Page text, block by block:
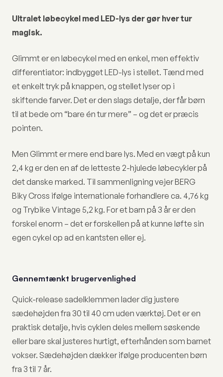
Ultralet løbecykel med LED-lys der gør hver tur
magisk.
Glimmt er en løbecykel med en enkel, men effektiv
differentiator: indbygget LED-lys i stellet. Tænd med
et enkelt tryk på knappen, og stellet lyser op i
skiftende farver. Det er den slags detalje, der får børn
til at bede om “bare én tur mere” – og det er præcis
pointen.
Men Glimmt er mere end bare lys. Med en vægt på kun
2,4 kg er den en af de letteste 2-hjulede løbecykler på
det danske marked. Til sammenligning vejer BERG
Biky Cross ifølge internationale forhandlere ca. 4,76 kg
og Trybike Vintage 5,2 kg. For et barn på 3 år er den
forskel enorm – det er forskellen på at kunne løfte sin
egen cykel op ad en kantsten eller ej.
Gennemtænkt brugervenlighed
Quick-release sadelklemmen lader dig justere
sædehøjden fra 30 til 40 cm uden værktøj. Det er en
praktisk detalje, hvis cyklen deles mellem søskende
eller bare skal justeres hurtigt, efterhånden som barnet
vokser. Sædehøjden dækker ifølge producenten børn
fra 3 til 7 år.